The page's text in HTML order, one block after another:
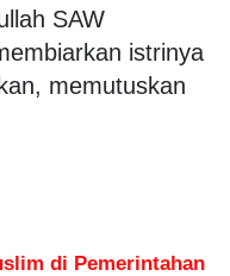
SAW
istrinya
memutuskan
di Pemerintahan